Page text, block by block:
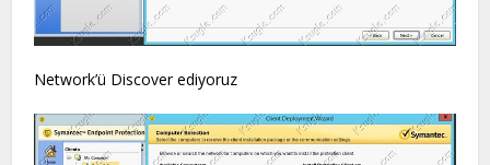
Network’ü Discover ediyoruz